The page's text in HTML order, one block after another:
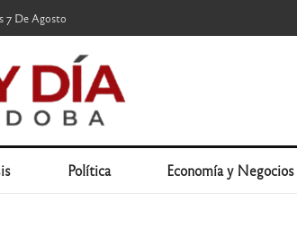
7 De Agosto
Política Economía y Negocios